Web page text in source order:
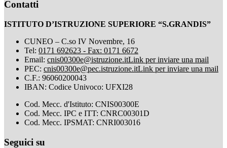
Contatti
ISTITUTO D’ISTRUZIONE SUPERIORE “S.GRANDIS”
CUNEO – C.so IV Novembre, 16
Tel: 0171 692623 - Fax: 0171 6672
Email: cnis00300e@istruzione.itLink per inviare una mail
PEC: cnis00300e@pec.istruzione.itLink per inviare una mail
C.F.: 96060200043
IBAN: Codice Univoco: UFXI28
Cod. Mecc. d'Istituto: CNIS00300E
Cod. Mecc. IPC e ITT: CNRC00301D
Cod. Mecc. IPSMAT: CNRI003016
Seguici su